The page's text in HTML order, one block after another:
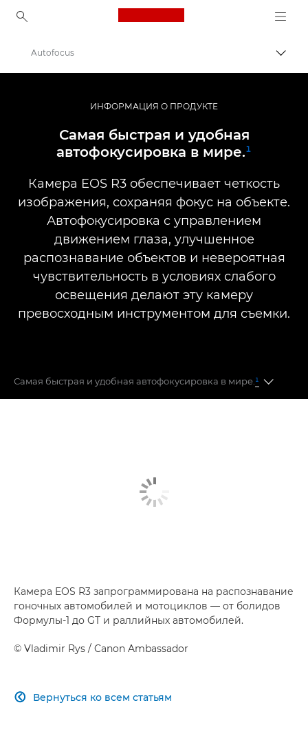
Canon Logo, back to
Цифровые камеры
EOS R3
Autofocus
ИНФОРМАЦИЯ О ПРОДУКТЕ
Самая быстрая и удобная
автофокусировка в мире.¹
Камера EOS R3 обеспечивает четкость
изображения, сохраняя фокус на объекте.
Автофокусировка с управлением
движением глаза, улучшенное
распознавание объектов и невероятная
чувствительность в условиях слабого
освещения делают эту камеру
превосходным инструментом для съемки.
Самая быстрая и удобная автофокусировка в мире. ¹
Камера EOS R3 запрограммирована на распознавание
гоночных автомобилей и мотоциклов — от болидов
Формулы-1 до GT и раллийных автомобилей.
© Vladimir Rys / Canon Ambassador
Вернуться ко всем статьям
